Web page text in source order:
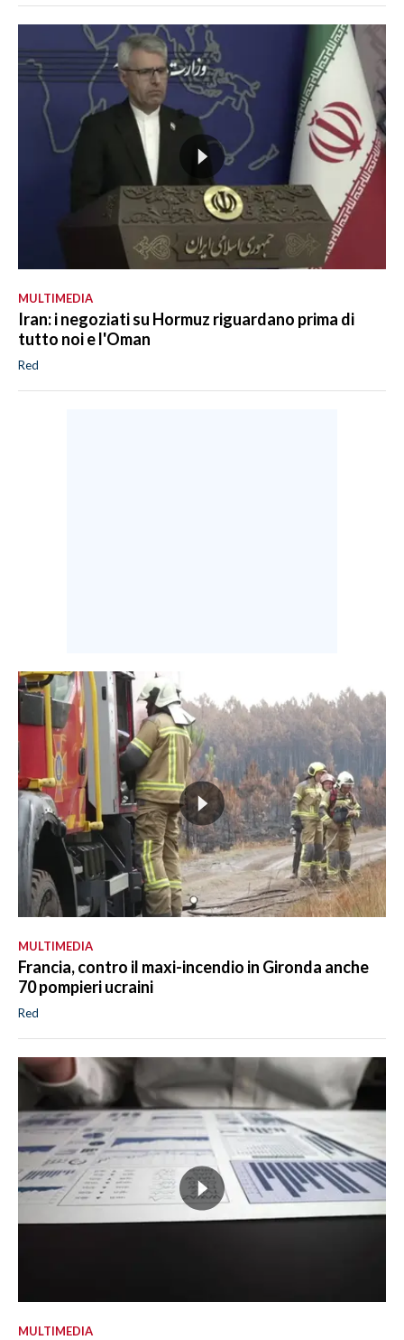
MULTIMEDIA
Iran: i negoziati su Hormuz riguardano prima di
tutto noi e l'Oman
Red
MULTIMEDIA
Francia, contro il maxi-incendio in Gironda anche
70 pompieri ucraini
Red
MULTIMEDIA